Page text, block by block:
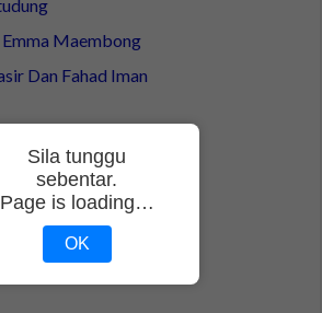
Sila tunggu
sebentar.
Page is loading…
OK